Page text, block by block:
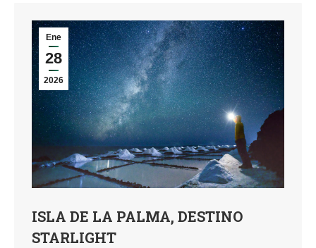
Ene
28
2026
ISLA DE LA PALMA, DESTINO
STARLIGHT